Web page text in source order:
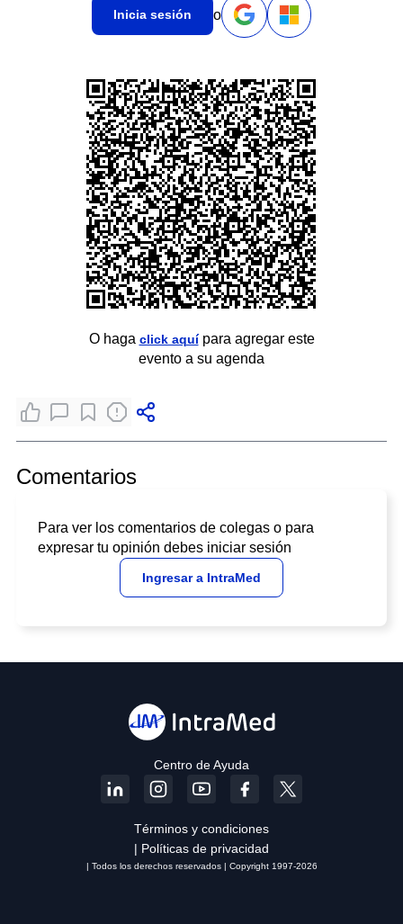
Inicia sesión o
O haga click aquípara agregar este
evento a su agenda
Comentarios
Para ver los comentarios de colegas o para
expresar tu opinión debes iniciar sesión
Ingresar a IntraMed
Centro de Ayuda
Términos y condiciones
| Políticas de privacidad
| Todos los derechos reservados | Copyright 1997-2026